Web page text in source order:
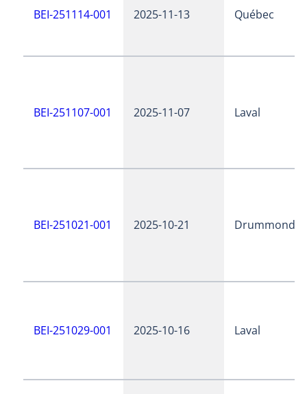
BEI-251114-001 2025-11-13 Québec
BEI-251107-001 2025-11-07 Laval
BEI-251021-001 2025-10-21
BEI-251029-001 2025-10-16 Laval